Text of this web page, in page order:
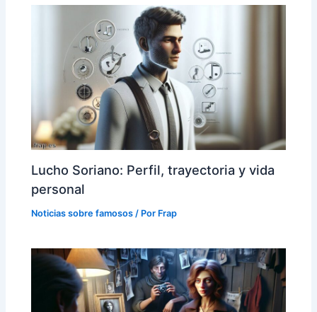
Lucho Soriano: Perfil, trayectoria y vida
personal
Noticias sobre famosos / Por Frap